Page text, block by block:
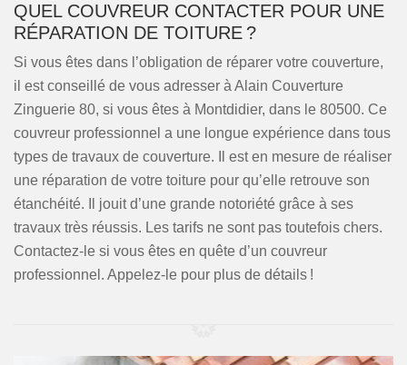
QUEL COUVREUR CONTACTER POUR UNE
RÉPARATION DE TOITURE ?
Si vous êtes dans l’obligation de réparer votre couverture,
il est conseillé de vous adresser à Alain Couverture
Zinguerie 80, si vous êtes à Montdidier, dans le 80500. Ce
couvreur professionnel a une longue expérience dans tous
types de travaux de couverture. Il est en mesure de réaliser
une réparation de votre toiture pour qu’elle retrouve son
étanchéité. Il jouit d’une grande notoriété grâce à ses
travaux très réussis. Les tarifs ne sont pas toutefois chers.
Contactez-le si vous êtes en quête d’un couvreur
professionnel. Appelez-le pour plus de détails !